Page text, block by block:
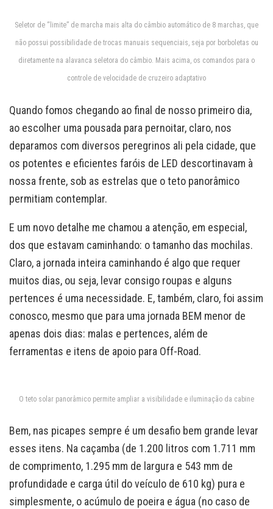
Seletor de “limite” de marcha mais alta do câmbio automático de 8 marchas, que
não possui possibilidade de trocas manuais sequenciais, seja por borboletas ou
diretamente na alavanca seletora do câmbio. Mais acima, os comandos para o
controle de velocidade de cruzeiro adaptativo
Quando fomos chegando ao final de nosso primeiro dia,
ao escolher uma pousada para pernoitar, claro, nos
deparamos com diversos peregrinos ali pela cidade, que
os potentes e eficientes faróis de LED descortinavam à
nossa frente, sob as estrelas que o teto panorâmico
permitiam contemplar.
E um novo detalhe me chamou a atenção, em especial,
dos que estavam caminhando: o tamanho das mochilas.
Claro, a jornada inteira caminhando é algo que requer
muitos dias, ou seja, levar consigo roupas e alguns
pertences é uma necessidade. E, também, claro, foi assim
conosco, mesmo que para uma jornada BEM menor de
apenas dois dias: malas e pertences, além de
ferramentas e itens de apoio para Off-Road.
O teto solar panorâmico permite ampliar a visibilidade e iluminação da cabine
Bem, nas picapes sempre é um desafio bem grande levar
esses itens. Na caçamba (de 1.200 litros com 1.711 mm
de comprimento, 1.295 mm de largura e 543 mm de
profundidade e carga útil do veículo de 610 kg) pura e
simplesmente, o acúmulo de poeira e água (no caso de